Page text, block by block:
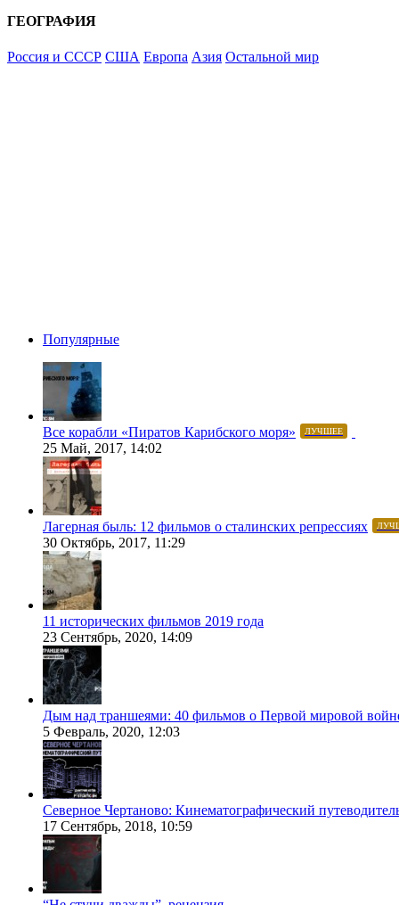
ГЕОГРАФИЯ
Россия и СССР США Европа Азия Остальной мир
Популярные
Все корабли «Пиратов Карибского моря» ЛУЧШЕЕ
25 Май, 2017, 14:02
Лагерная быль: 12 фильмов о сталинских репрессиях
30 Октябрь, 2017, 11:29
11 исторических фильмов 2019 года
23 Сентябрь, 2020, 14:09
Дым над траншеями: 40 фильмов о Первой мировой
5 Февраль, 2020, 12:03
Северное Чертаново: Кинематографический
17 Сентябрь, 2018, 10:59